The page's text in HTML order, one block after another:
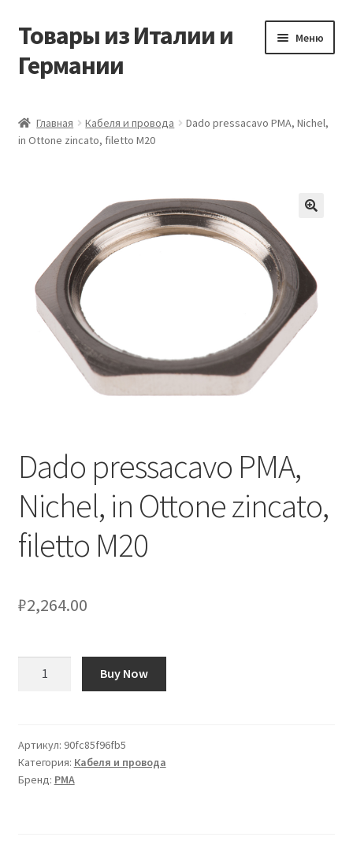
Перейти
навигации
Перейти
содержимому
Товары из Италии и
Германии
Меню
Виды доставки
Корзина
Мой аккаунт
Оставить отзыв
Оформление заказа
Скидки
Сотрудничество
Главная Кабеля и провода
Dado pressacavo PMA, Nichel,
in Ottone zincato, filetto M20
Dado pressacavo PMA,
Nichel, in Ottone zincato,
filetto M20
₽2,264.00
PMA,
Nichel,
in
Buy Now
Артикул: 90fc85f96fb5
Категория: Кабеля и провода
Бренд: PMA